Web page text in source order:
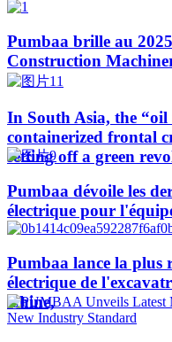
Pumbaa brille au
Construction
In South Asia, the
containerized frontal
setting off a green
Pumbaa dévoile les
électrique pour
Pumbaa lance la plus
électrique de
Chine,